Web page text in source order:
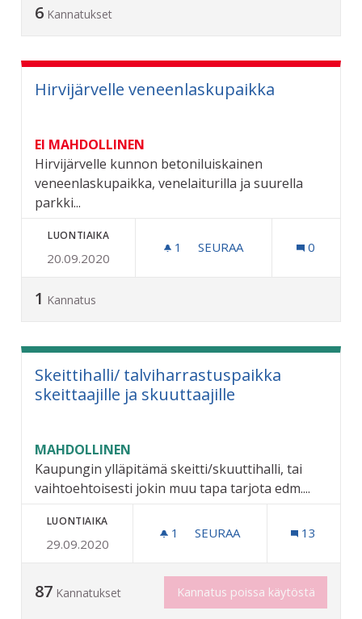
6 Kannatukset
Hirvijärvelle veneenlaskupaikka
EI MAHDOLLINEN
Hirvijärvelle kunnon betoniluiskainen
veneenlaskupaikka, venelaiturilla ja suurella
parkki...
LUONTIAIKA
20.09.2020
1 1 SEURAAJA
SEURAA 0
1 Kannatus
Skeittihalli/ talviharrastuspaikka
skeittaajille ja skuuttaajille
MAHDOLLINEN
Kaupungin ylläpitämä skeitti/skuuttihalli, tai
vaihtoehtoisesti jokin muu tapa tarjota edm....
LUONTIAIKA
29.09.2020
1 1 SEURAAJA
SEURAA 13
87 Kannatukset Kannatus poissa käytöstä